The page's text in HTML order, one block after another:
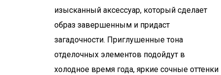
изысканный аксессуар, который сделает
образ завершенным и придаст
загадочности. Приглушенные тона
отделочных элементов подойдут в
холодное время года, яркие сочные оттенки